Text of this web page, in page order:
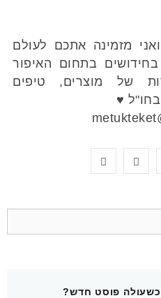
מזמינה אתכם לעולם
בתחום האיפור
של מוצרים, טיפים
♥
n
t
r
u
T
b
כשעולה פוסט חדש?